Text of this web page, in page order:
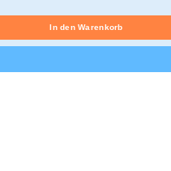
In den Warenkorb